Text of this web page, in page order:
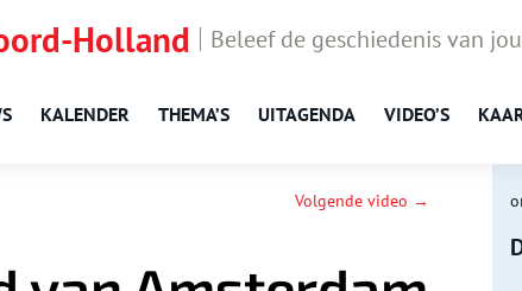
Holland Beleef de geschiedenis van
KALENDER THEMA’S UITAGENDA VIDEO’S
Volgende video →